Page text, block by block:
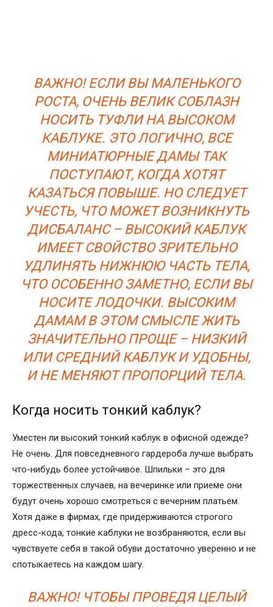
ВАЖНО! ЕСЛИ ВЫ МАЛЕНЬКОГО
РОСТА, ОЧЕНЬ ВЕЛИК СОБЛАЗН
НОСИТЬ ТУФЛИ НА ВЫСОКОМ
КАБЛУКЕ. ЭТО ЛОГИЧНО, ВСЕ
МИНИАТЮРНЫЕ ДАМЫ ТАК
ПОСТУПАЮТ, КОГДА ХОТЯТ
КАЗАТЬСЯ ПОВЫШЕ. НО СЛЕДУЕТ
УЧЕСТЬ, ЧТО МОЖЕТ ВОЗНИКНУТЬ
ДИСБАЛАНС – ВЫСОКИЙ КАБЛУК
ИМЕЕТ СВОЙСТВО ЗРИТЕЛЬНО
УДЛИНЯТЬ НИЖНЮЮ ЧАСТЬ ТЕЛА,
ЧТО ОСОБЕННО ЗАМЕТНО, ЕСЛИ ВЫ
НОСИТЕ ЛОДОЧКИ. ВЫСОКИМ
ДАМАМ В ЭТОМ СМЫСЛЕ ЖИТЬ
ЗНАЧИТЕЛЬНО ПРОЩЕ – НИЗКИЙ
ИЛИ СРЕДНИЙ КАБЛУК И УДОБНЫ,
И НЕ МЕНЯЮТ ПРОПОРЦИЙ ТЕЛА.
Когда носить тонкий каблук?
Уместен ли высокий тонкий каблук в офисной одежде?
Не очень. Для повседневного гардероба лучше выбрать
что-нибудь более устойчивое. Шпильки – это для
торжественных случаев, на вечеринке или приеме они
будут очень хорошо смотреться с вечерним платьем.
Хотя даже в фирмах, где придерживаются строгого
дресс-кода, тонкие каблуки не возбраняются, если вы
чувствуете себя в такой обуви достаточно уверенно и не
спотыкаетесь на каждом шагу.
ВАЖНО! ЧТОБЫ ПРОВЕДЯ ЦЕЛЫЙ